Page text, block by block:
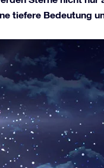
tiefere Bedeutung